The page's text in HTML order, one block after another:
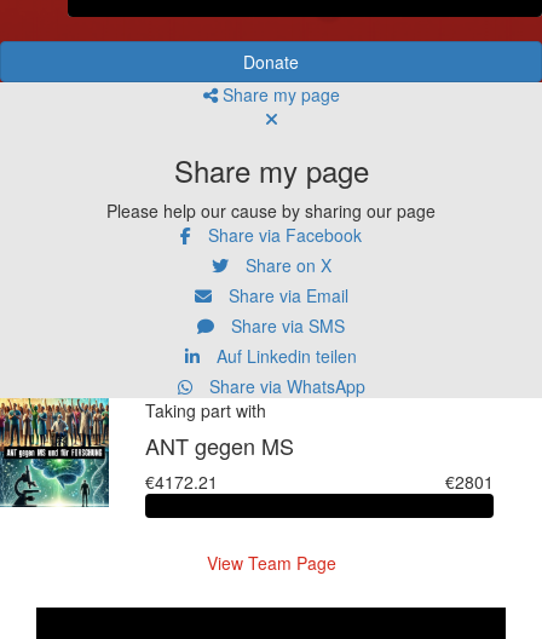
Donate
Share my page
Share my page
Please help our cause by sharing our page
Share via Facebook
Share on X
Share via Email
Share via SMS
Auf Linkedin teilen
Share via WhatsApp
Taking part with
ANT gegen MS
€4172.21 €2801
View Team Page